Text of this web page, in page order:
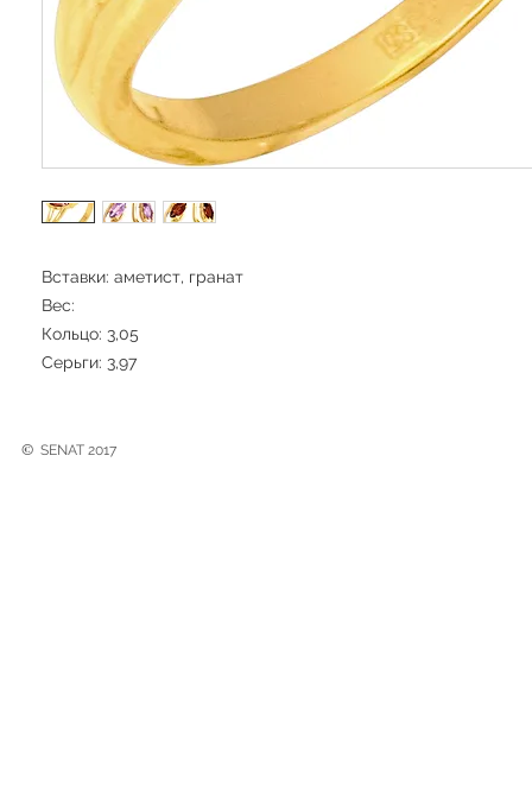
Вставки: аметист, гранат
Вес:
Кольцо: 3,05
Серьги: 3,97
© SENAT 2017